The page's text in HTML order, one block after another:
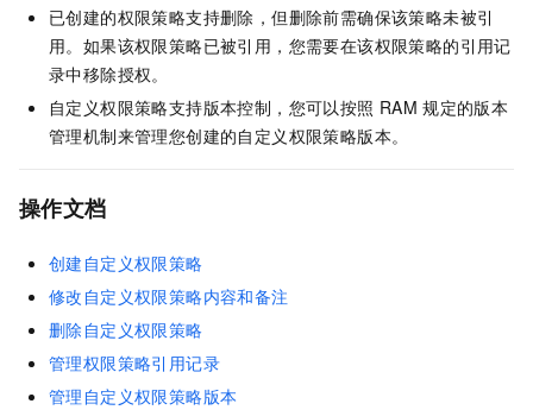
已创建的权限策略支持删除，但删除前需确保该策略未被引
用。如果该权限策略已被引用，您需要在该权限策略的引用记
录中移除授权。
自定义权限策略支持版本控制，您可以按照 RAM 规定的版本
管理机制来管理您创建的自定义权限策略版本。
操作文档
创建自定义权限策略
修改自定义权限策略内容和备注
删除自定义权限策略
管理权限策略引用记录
管理自定义权限策略版本